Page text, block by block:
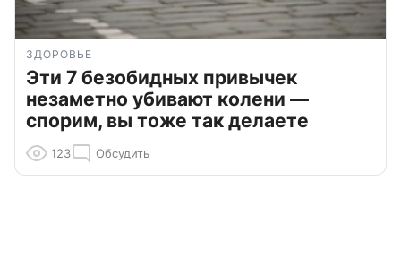
ЗДОРОВЬЕ
Эти 7 безобидных привычек
незаметно убивают колени —
спорим, вы тоже так делаете
123 Обсудить